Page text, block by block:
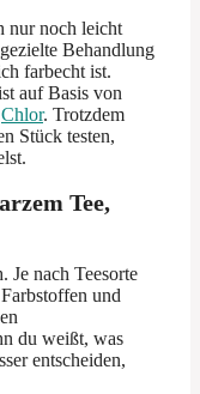
nur noch leicht
Behandlung
farbecht ist.
auf Basis von
Chlor. Trotzdem
Stück testen,
Tee,
Je nach Teesorte
und
du weißt, was
entscheiden,